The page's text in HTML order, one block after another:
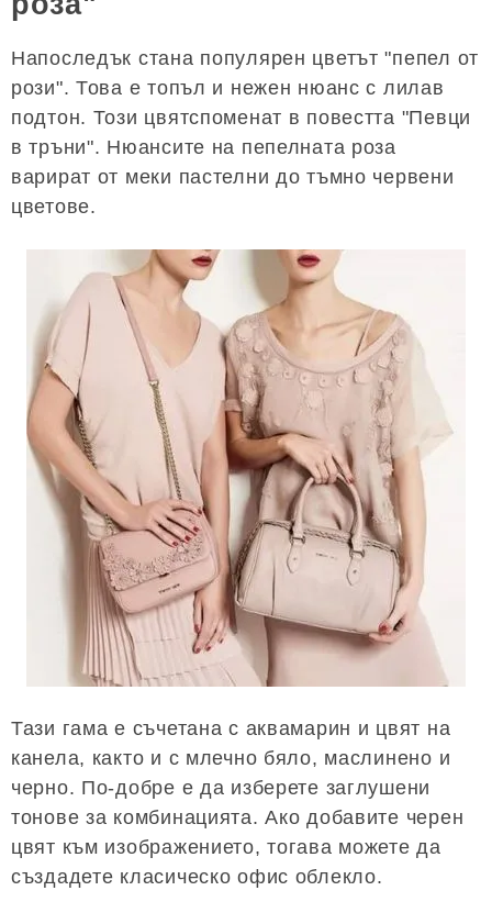
Напоследък стана популярен цветът "пепел от
рози". Това е топъл и нежен нюанс с лилав
подтон. Този цвятспоменат в повестта "Певци
в тръни". Нюансите на пепелната роза
варират от меки пастелни до тъмно червени
цветове.
Тази гама е съчетана с аквамарин и цвят на
канела, както и с млечно бяло, маслинено и
черно. По-добре е да изберете заглушени
тонове за комбинацията. Ако добавите черен
цвят към изображението, тогава можете да
създадете класическо офис облекло.